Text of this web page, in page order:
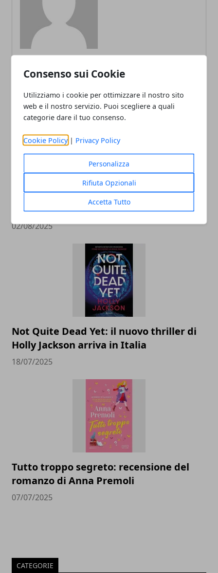
Consenso sui Cookie
Utilizziamo i cookie per ottimizzare il nostro sito
web e il nostro servizio. Puoi scegliere a quali
categorie dare il tuo consenso.
Cookie Policy | Privacy Policy
Personalizza
Rifiuta Opzionali
Accetta Tutto
La vittima mancante: recensione del
romanzo di Robert Bryndza
02/08/2025
Not Quite Dead Yet: il nuovo thriller di
Holly Jackson arriva in Italia
18/07/2025
Tutto troppo segreto: recensione del
romanzo di Anna Premoli
07/07/2025
CATEGORIE